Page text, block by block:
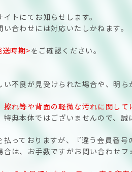
トにてお知らせします。
合わせには対応いたしかねます。
送時期>をご確認ください。
い不良が見受けられた場合や、明
れ等や背面の軽微な汚れに関して
特典本体ではございませんので、誠
払っておりますが、『違う会員番
は、お手数ですがお問い合わせフ